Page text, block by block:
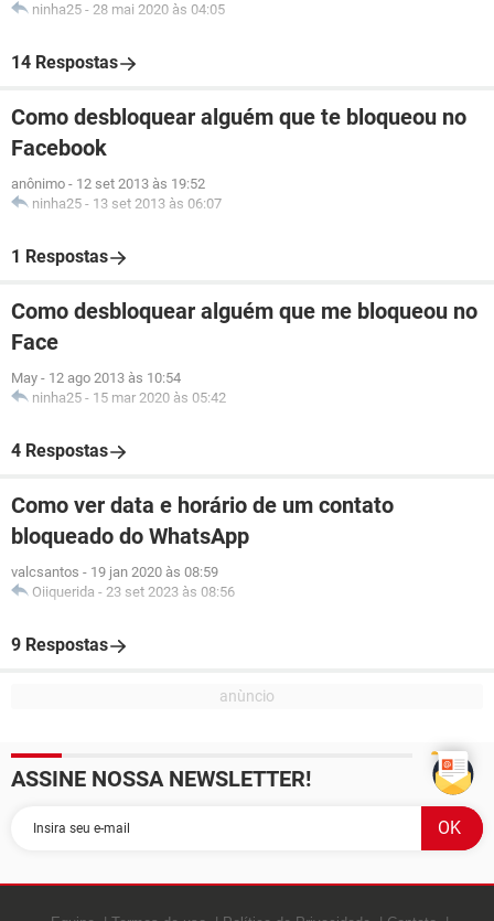
ninha25 - 28 mai 2020 às 04:05
14 Respostas
Como desbloquear alguém que te bloqueou no
Facebook
anônimo - 12 set 2013 às 19:52
ninha25 - 13 set 2013 às 06:07
1 Respostas
Como desbloquear alguém que me bloqueou no
Face
May - 12 ago 2013 às 10:54
ninha25 - 15 mar 2020 às 05:42
4 Respostas
Como ver data e horário de um contato
bloqueado do WhatsApp
valcsantos - 19 jan 2020 às 08:59
Oiiquerida - 23 set 2023 às 08:56
9 Respostas
ASSINE NOSSA NEWSLETTER!